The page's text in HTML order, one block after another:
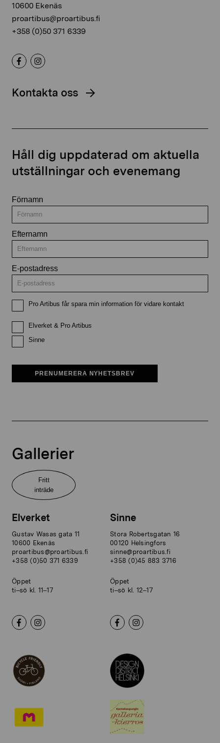
10600 Ekenäs
proartibus@proartibus.fi
+358 (0)50 371 6339
Kontakta oss
Håll dig uppdaterad om aktuella
utställningar och evenemang
Förnamn
Efternamn
E-postadress
Pro Artibus får spara min information för vidare kontakt
Elverket & Pro Artibus
Sinne
PRENUMERERA NYHETSBREV
Gallerier
Fritt
inträde
Elverket
Gustav Wasas gata 11
10600 Ekenäs
proartibus@proartibus.fi
+358 (0)50 371 6339
Öppet
ti–sö kl. 11–17
Sinne
Stora Robertsgatan 16
00120 Helsingfors
sinne@proartibus.fi
+358 (0)45 883 3716
Öppet
ti–sö kl. 12–17